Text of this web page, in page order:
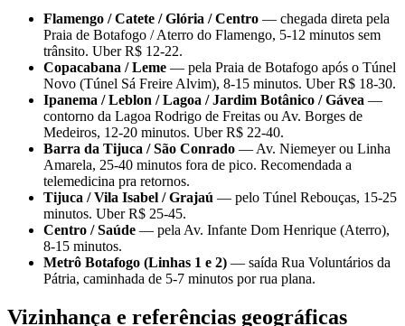
Flamengo / Catete / Glória / Centro — chegada direta pela
Praia de Botafogo / Aterro do Flamengo, 5-12 minutos sem
trânsito. Uber R$ 12-22.
Copacabana / Leme — pela Praia de Botafogo após o Túnel
Novo (Túnel Sá Freire Alvim), 8-15 minutos. Uber R$ 18-30.
Ipanema / Leblon / Lagoa / Jardim Botânico / Gávea —
contorno da Lagoa Rodrigo de Freitas ou Av. Borges de
Medeiros, 12-20 minutos. Uber R$ 22-40.
Barra da Tijuca / São Conrado — Av. Niemeyer ou Linha
Amarela, 25-40 minutos fora de pico. Recomendada a
telemedicina pra retornos.
Tijuca / Vila Isabel / Grajaú — pelo Túnel Rebouças, 15-25
minutos. Uber R$ 25-45.
Centro / Saúde — pela Av. Infante Dom Henrique (Aterro),
8-15 minutos.
Metrô Botafogo (Linhas 1 e 2) — saída Rua Voluntários da
Pátria, caminhada de 5-7 minutos por rua plana.
Vizinhança e referências geográficas